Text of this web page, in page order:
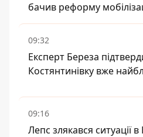
бачив реформу
09:32
Експерт Береза
Костянтинівку вже
09:16
Лепс злякався ситуації